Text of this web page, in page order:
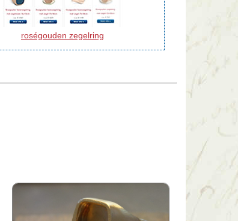
roségouden zegelring